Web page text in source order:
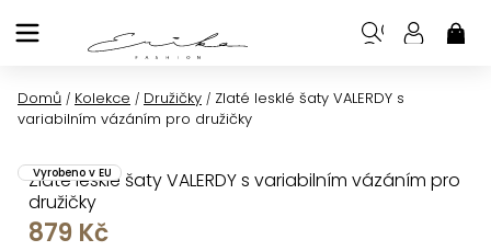
na
Domů / Kolekce / Družičky / Zlaté lesklé šaty VALERDY s
variabilním vázáním pro družičky
Zlaté lesklé šaty VALERDY s variabilním vázáním pro
družičky
Vyrobeno v EU
879 Kč